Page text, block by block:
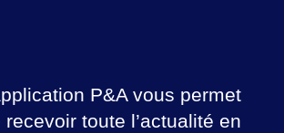
P&A vous permet
recevoir toute l’actualité en